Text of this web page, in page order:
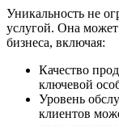
Уникальность не
услугой. Она может
бизнеса, включая:
Качество
ключевой
Уровень
клиентов